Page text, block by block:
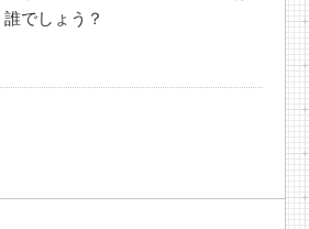
誰でしょう？